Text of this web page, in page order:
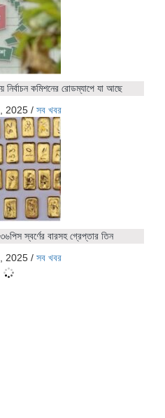
নির্বাচন কমিশনের রোডম্যাপে যা আছে
2025 / সব খবর
স্বর্ণের বারসহ গ্রেপ্তার তিন
2025 / সব খবর